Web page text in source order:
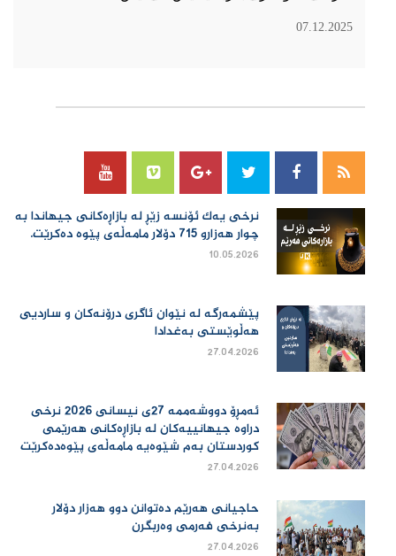
07.12.2025
نرخی یەك ئۆنسە زێڕ لە بازاڕەكانی جیهاندا بە
چوار هەزارو 715 دۆلار مامەڵەی پێوە دەكرێت.
10.05.2026
پێشمەرگە لە نێوان ئاگری درۆنەکان و ساردیی
هەڵوێستی بەغدادا
27.04.2026
ئەمڕۆ دووشەممە 27ی نیسانی 2026 نرخی
دراوە جیهانییەكان لە بازاڕەكانی هەرێمی
كوردستان بەم شێوەیە مامەڵەی پێوەدەكرێت
27.04.2026
حاجیانی هەرێم دەتوانن دوو هەزار دۆلار
بەنرخی فەرمی وەربگرن
27.04.2026